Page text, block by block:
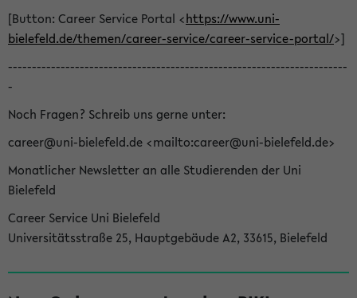
[Button: Career Service Portal <https://www.uni-
bielefeld.de/themen/career-service/career-service-portal/>]
-----------------------------------------------------------------------
-
Noch Fragen? Schreib uns gerne unter:
career@uni-bielefeld.de <mailto:career@uni-bielefeld.de>
Monatlicher Newsletter an alle Studierenden der Uni
Bielefeld
Career Service Uni Bielefeld
Universitätsstraße 25, Hauptgebäude A2, 33615, Bielefeld